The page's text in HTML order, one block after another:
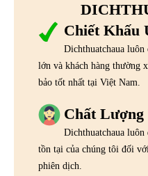
Chiết Khấu
Dichthuatchaua
lớn và khách hàng thường
bảo tốt nhất tại Việt Nam.
Chất
Dichthuatchaua
tồn tại của chúng tôi đối
phiên dịch.